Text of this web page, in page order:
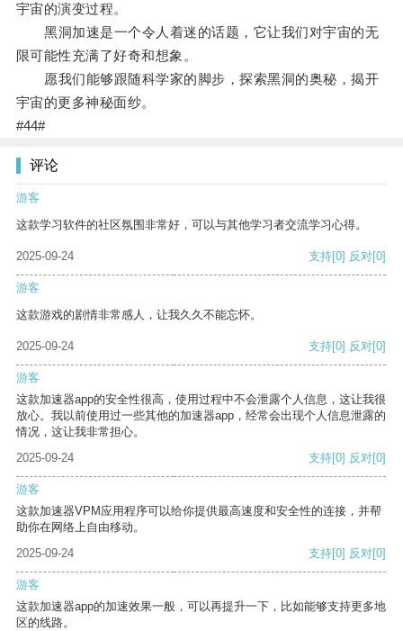
宇宙的演变过程。
黑洞加速是一个令人着迷的话题，它让我们对宇宙的无
限可能性充满了好奇和想象。
愿我们能够跟随科学家的脚步，探索黑洞的奥秘，揭开
宇宙的更多神秘面纱。
#44#
评论
游客
这款学习软件的社区氛围非常好，可以与其他学习者交流学习心得。
2025-09-24 支持[0] 反对[0]
游客
这款游戏的剧情非常感人，让我久久不能忘怀。
2025-09-24 支持[0] 反对[0]
游客
这款加速器app的安全性很高，使用过程中不会泄露个人信息，这让我很
放心。我以前使用过一些其他的加速器app，经常会出现个人信息泄露的
情况，这让我非常担心。
2025-09-24
支持[0] 反对[0]
游客
这款加速器VPM应用程序可以给你提供最高速度和安全性的连接，并帮
助你在网络上自由移动。
2025-09-24
支持[0] 反对[0]
游客
这款加速器app的加速效果一般，可以再提升一下，比如能够支持更多地
区的线路。